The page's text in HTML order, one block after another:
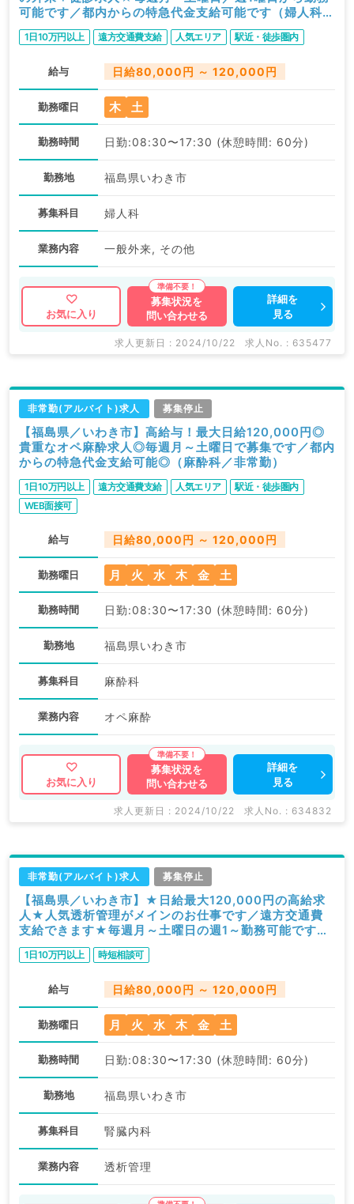
可能です／都内からの特急代金支給可能です（婦人科／
非常勤）
1日10万円以上 遠方交通費支給 人気エリア 駅近・徒歩圏内
給与 日給80,000円 ～ 120,000円
勤務曜日 木 土
勤務時間 日勤:08:30〜17:30 (休憩時間: 60分)
勤務地 福島県いわき市
募集科目 婦人科
業務内容 一般外来, その他
お気に入り
募集状況を
問い合わせる
詳細を
見る
求人更新日 : 2024/10/22 求人No. : 635477
非常勤(アルバイト)求人 募集停止
【福島県／いわき市】高給与！最大日給120,000円◎
貴重なオペ麻酔求人◎毎週月～土曜日で募集です／都内
からの特急代金支給可能◎（麻酔科／非常勤）
1日10万円以上 遠方交通費支給 人気エリア
駅近・徒歩圏内
WEB面接可
給与 日給80,000円 ～ 120,000円
勤務曜日 月 火 水 木 金 土
勤務時間 日勤:08:30〜17:30 (休憩時間: 60分)
勤務地 福島県いわき市
募集科目 麻酔科
業務内容 オペ麻酔
お気に入り
募集状況を
問い合わせる
詳細を
見る
求人更新日 : 2024/10/22 求人No. : 634832
非常勤(アルバイト)求人 募集停止
【福島県／いわき市】★日給最大120,000円の高給求
人★人気透析管理がメインのお仕事です／遠方交通費
支給できます★毎週月～土曜日の週1～勤務可能です
（腎臓内科／非常勤）
1日10万円以上 時短相談可
給与 日給80,000円 ～ 120,000円
勤務曜日 月 火 水 木 金 土
勤務時間 日勤:08:30〜17:30 (休憩時間: 60分)
勤務地 福島県いわき市
募集科目 腎臓内科
業務内容 透析管理